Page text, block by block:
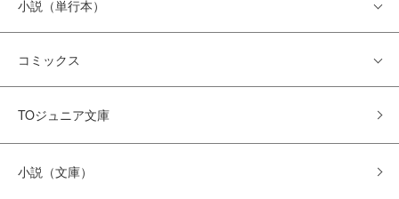
小説（単行本）
コミックス
TOジュニア文庫
小説（文庫）